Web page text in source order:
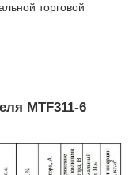
торговой
MTF311-6